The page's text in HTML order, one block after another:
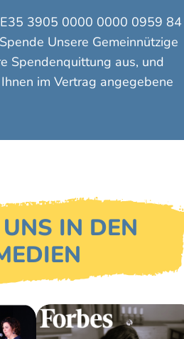
3905 0000 0000 0959 84
Unsere Gemeinnützige
Spendenquittung aus, und
im Vertrag angegebene
IN DEN